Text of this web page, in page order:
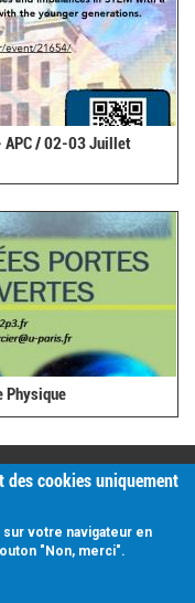
APC / 02-03 Juillet
Physique
des cookies uniquement
votre navigateur en
"Non, merci".